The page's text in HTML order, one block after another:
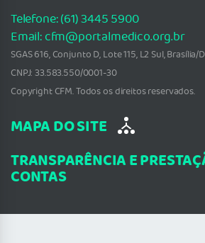
Telefone: (61) 3445 5900
Email: cfm@portalmedico.org.br
SGAS 616, Conjunto D, Lote 115, L2 Sul, Brasília/
CNPJ: 33.583.550/0001-30
Copyright CFM. Todos os direitos reservados.
MAPA DO SITE
TRANSPARÊNCIA E
CONTAS